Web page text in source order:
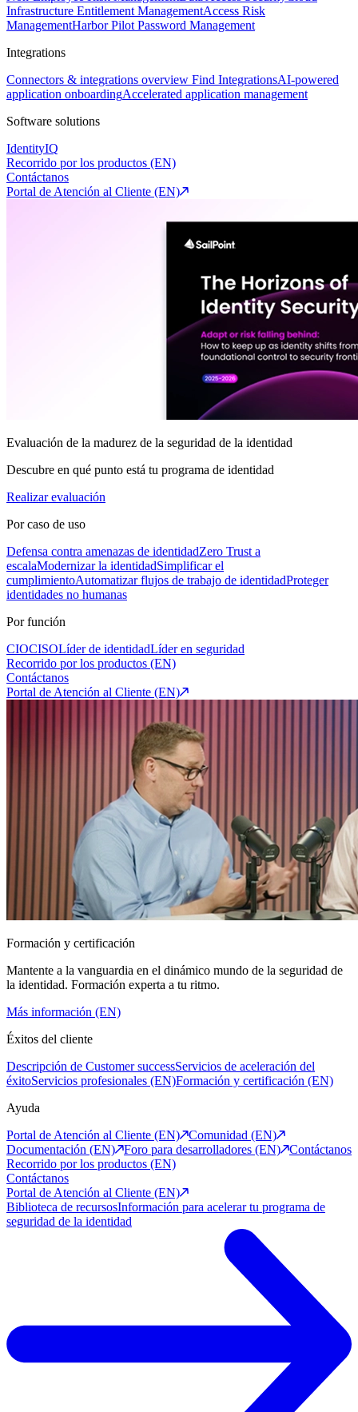
Infrastructure Entitlement ManagementAccess Risk
ManagementHarbor Pilot Password Management
Integrations
Connectors & integrations overview Find IntegrationsAI-powered
application onboardingAccelerated application management
Software solutions
IdentityIQ
Recorrido por los productos (EN)
Contáctanos
Portal de Atención al Cliente (EN)
Evaluación de la madurez de la seguridad de la identidad
Descubre en qué punto está tu programa de identidad
Realizar evaluación
Por caso de uso
Defensa contra amenazas de identidadZero Trust a
escalaModernizar la identidadSimplificar el
cumplimientoAutomatizar flujos de trabajo de identidadProteger
identidades no humanas
Por función
CIOCISOLíder de identidadLíder en seguridad
Recorrido por los productos (EN)
Contáctanos
Portal de Atención al Cliente (EN)
Formación y certificación
Mantente a la vanguardia en el dinámico mundo de la seguridad de
la identidad. Formación experta a tu ritmo.
Más información (EN)
Éxitos del cliente
Descripción de Customer successServicios de aceleración del
éxitoServicios profesionales (EN)Formación y certificación (EN)
Ayuda
Portal de Atención al Cliente (EN)
Comunidad (EN)
Documentación (EN)
Foro para desarrolladores (EN)
Contáctanos
Recorrido por los productos (EN)
Contáctanos
Portal de Atención al Cliente (EN)
Biblioteca de recursosInformación para acelerar tu programa de
seguridad de la identidad